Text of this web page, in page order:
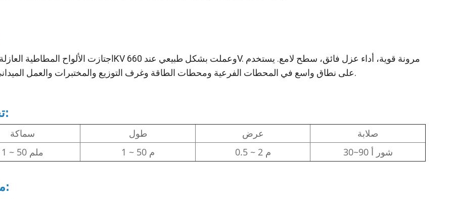
على نطاق واسع في المحطات الفرعية ومحطات الطاقة وغرف التوزيع والمختبرات والعمل الميداني المباشر.
تخصيص:
سماكة طول عرض
صلابة
1 ~ 50 ملم
1 ~ 50 م 0.5 ~ 2 م 30~90 شور أ
ملحوظة: